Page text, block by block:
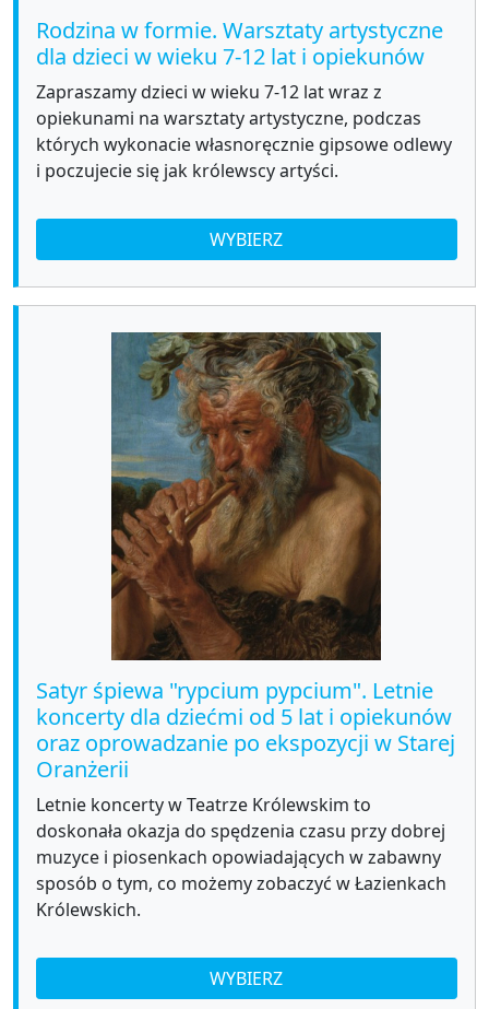
Rodzina w formie. Warsztaty artystyczne
dla dzieci w wieku 7-12 lat i opiekunów
Zapraszamy dzieci w wieku 7-12 lat wraz z
opiekunami na warsztaty artystyczne, podczas
których wykonacie własnoręcznie gipsowe odlewy
i poczujecie się jak królewscy artyści.
WYBIERZ
Satyr śpiewa "rypcium pypcium". Letnie
koncerty dla dziećmi od 5 lat i opiekunów
oraz oprowadzanie po ekspozycji w Starej
Oranżerii
Letnie koncerty w Teatrze Królewskim to
doskonała okazja do spędzenia czasu przy dobrej
muzyce i piosenkach opowiadających w zabawny
sposób o tym, co możemy zobaczyć w Łazienkach
Królewskich.
WYBIERZ